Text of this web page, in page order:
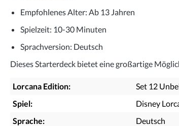
Empfohlenes Alter: Ab 13 Jahren
Spielzeit: 10-30 Minuten
Sprachversion: Deutsch
Dieses Starterdeck bietet eine großartige
Lorcana Edition:
Set 12
Spiel:
Disney
Sprache:
Deutsch